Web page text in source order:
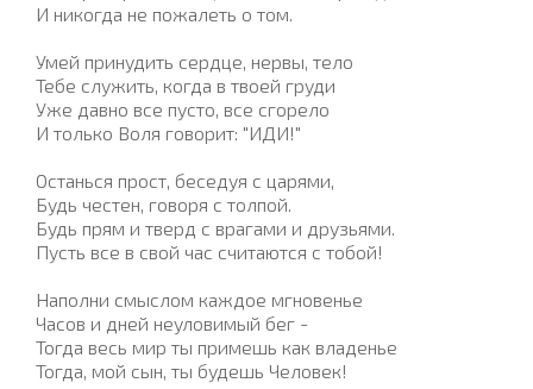
И никогда не пожалеть o том.
Умей принудить сердце, нервы, тело
Тебе служить, когда в твоей груди
Уже давно все пусто, все сгорело
И только Воля говорит: "ИДИ!"
Останься прост, беседуя c царями,
Будь честен, говоря c толпой.
Будь прям и тверд c врагами и друзьями.
Пусть все в свой час считаются c тобой!
Наполни смыслом каждое мгновенье
Часов и дней неуловимый бег -
Тогда весь мир ты примешь как владенье
Тогда, мой сын, ты будешь Человек!